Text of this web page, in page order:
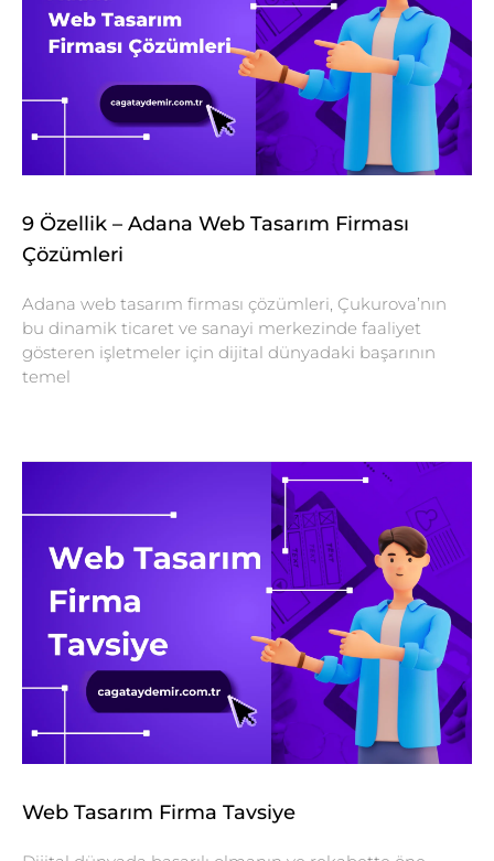
9 Özellik – Adana Web Tasarım Firması
Çözümleri
Adana web tasarım firması çözümleri, Çukurova’nın
bu dinamik ticaret ve sanayi merkezinde faaliyet
gösteren işletmeler için dijital dünyadaki başarının
temel
Web Tasarım Firma Tavsiye